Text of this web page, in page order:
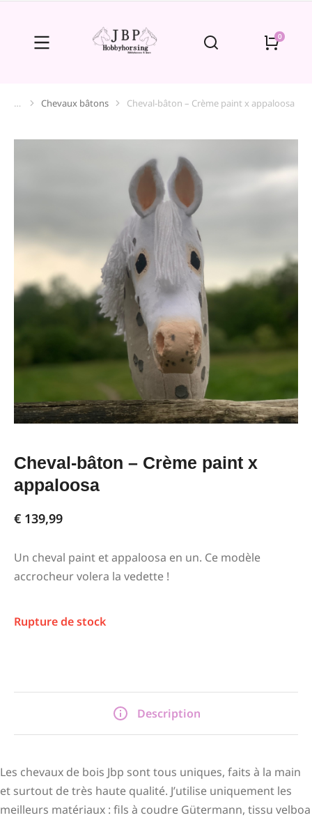
Vous êtes ici :
Chevaux bâtons Cheval-bâton – Crème paint x appaloosa
Cheval-bâton – Crème paint x
appaloosa
€ 139,99
Un cheval paint et appaloosa en un. Ce modèle
accrocheur volera la vedette !
Rupture de stock
Description
Les chevaux de bois Jbp sont tous uniques, faits à la main
et surtout de très haute qualité. J’utilise uniquement les
meilleurs matériaux : fils à coudre Gütermann, tissu velboa